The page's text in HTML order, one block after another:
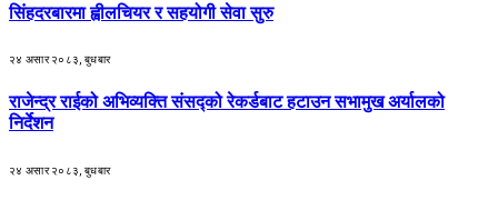
सिंहदरबारमा ह्वीलचियर र सहयोगी सेवा सुरु
२४ असार २०८३, बुधबार
राजेन्द्र राईको अभिव्यक्ति संसद्को रेकर्डबाट हटाउन सभामुख अर्यालको
निर्देशन
२४ असार २०८३, बुधबार